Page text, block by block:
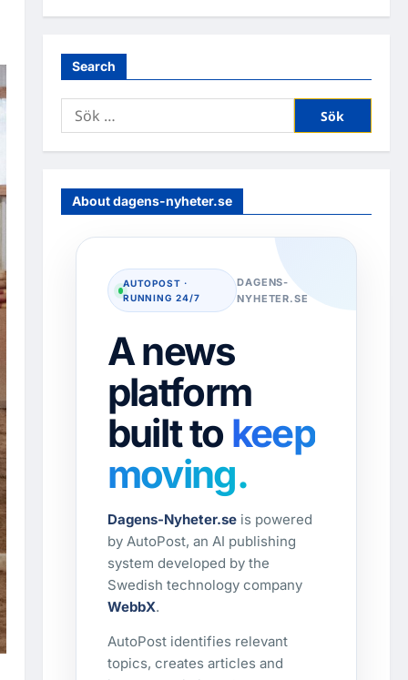
Search
Sök
efter:
About dagens-nyheter.se
AUTOPOST ·
RUNNING 24/7
DAGENS-
NYHETER.SE
A news
platform
built to keep
moving.
Dagens-Nyheter.seis powered
by AutoPost, an AI publishing
system developed by the
Swedish technology company
WebbX.
AutoPost identifies relevant
topics, creates articles and